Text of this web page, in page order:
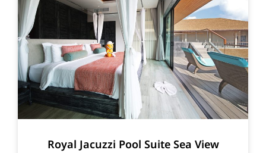
Royal Jacuzzi Pool Suite Sea View